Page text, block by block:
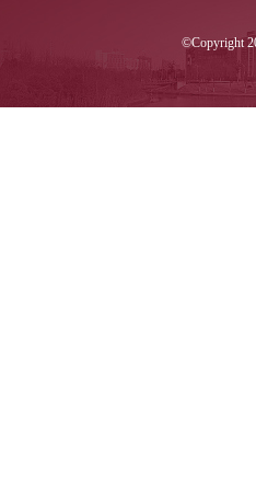
©Copyright